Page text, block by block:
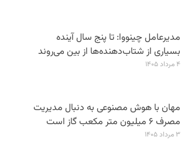
مدیرعامل چینووا: تا پنج سال آینده
بسیاری از شتاب‌دهنده‌ها از بین می‌روند
۴ مرداد ۱۴۰۵
مهان با هوش مصنوعی به دنبال مدیریت
مصرف ۶ میلیون متر مکعب گاز است
۳ مرداد ۱۴۰۵